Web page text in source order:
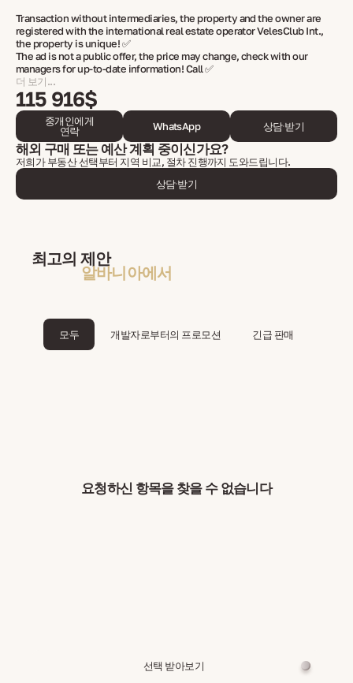
Transaction without intermediaries, the property and the owner are
registered with the international real estate operator VelesClub Int.,
the property is unique! ✅
The ad is not a public offer, the price may change, check with our
managers for up-to-date information! Call ✅
더 보기...
115 916$
중개인에게
연락
WhatsApp 상담 받기
해외 구매 또는 예산 계획 중이신가요?
저희가 부동산 선택부터 지역 비교, 절차 진행까지 도와드립니다.
상담 받기
최고의 제안
알바니아에서
모두 개발자로부터의 프로모션 긴급 판매
요청하신 항목을 찾을 수 없습니다
선택 받아보기